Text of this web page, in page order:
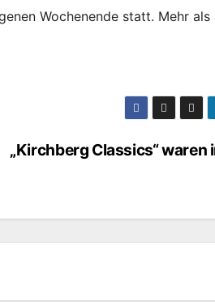
Wochenende statt. Mehr
„Kirchberg Classics“ waren